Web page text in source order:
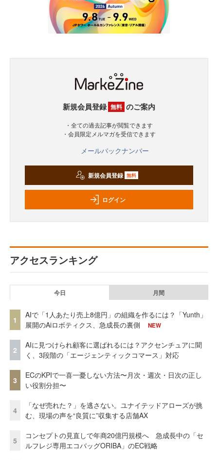
新規会員登録 無料 のご案内
・全ての過去記事が閲覧できます
・会員限定メルマガを受信できます
メールバックナンバー
新規会員登録 無料
ログイン
アクセスランキング
今日 月間
1
AIで「1人あたり売上8億円」の組織を作るには？「Yunth」
展開のAiロボティクス、急成長の裏側
NEW
2
AIに見つけられ顧客に選ばれるには？アクセンチュアに聞
く、3段階の「エージェンティックコマース」対応
3
ECのKPIで一喜一憂しない方法〜月次・週次・日次の正し
い役割分担〜
4
「なぜ売れた？」を逃さない。ユナイテッドアローズが挑
む、現場の声を“良質に”収集する店舗AX
5
コンセプトの見直しで年商20億円規模へ 急成長中の「セ
ルフレジ専用エコバッグORIBA」のEC戦略